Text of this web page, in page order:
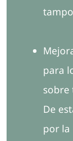
para
sobre
De
por la